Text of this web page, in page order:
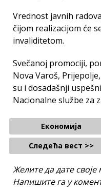
Vrednost javnih
čijom realizacijom će
invaliditetom.
Svečanoj promociji,
Nova Varoš,
su i dosadašnji
Nacionalne službe za
Економија
Следећа вест >>
Желите да дате
Напишите га у